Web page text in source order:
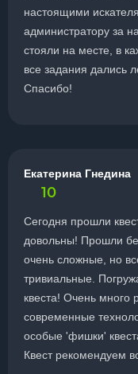
настоящими
администратору за
стояли на месте, в
все задания дались
Спасибо!
Екатерина Гнедина
10
Сегодня прошли
довольны! Прошли
очень сложные, но
тривиальные.
квеста! Очень много
современные
особые 'фишки'
Квест рекомендуем